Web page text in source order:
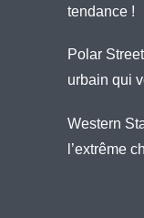
tendance !
Polar
urbain qui
Western
l’extrême